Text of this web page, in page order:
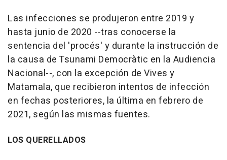
Las infecciones se produjeron entre 2019 y
hasta junio de 2020 --tras conocerse la
sentencia del 'procés' y durante la instrucción de
la causa de Tsunami Democràtic en la Audiencia
Nacional--, con la excepción de Vives y
Matamala, que recibieron intentos de infección
en fechas posteriores, la última en febrero de
2021, según las mismas fuentes.
LOS QUERELLADOS